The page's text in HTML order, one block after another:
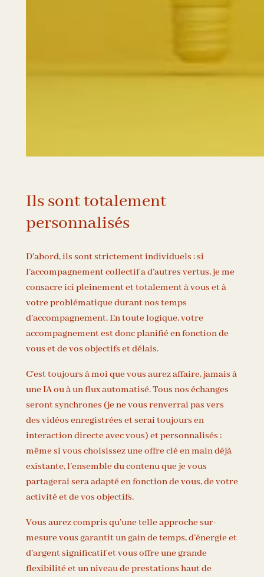
Ils sont totalement
personnalisés
D’abord, ils sont strictement individuels : si
l’accompagnement collectif a d’autres vertus, je me
consacre ici pleinement et totalement à vous et à
votre problématique durant nos temps
d’accompagnement. En toute logique, votre
accompagnement est donc planifié en fonction de
vous et de vos objectifs et délais.
C’est toujours à moi que vous aurez affaire, jamais à
une IA ou à un flux automatisé. Tous nos échanges
seront synchrones (je ne vous renverrai pas vers
des vidéos enregistrées et serai toujours en
interaction directe avec vous) et personnalisés :
même si vous choisissez une offre clé en main déjà
existante, l’ensemble du contenu que je vous
partagerai sera adapté en fonction de vous, de votre
activité et de vos objectifs.
Vous aurez compris qu’une telle approche sur-
mesure vous garantit un gain de temps, d’énergie et
d’argent significatif et vous offre une grande
flexibilité et un niveau de prestations haut de